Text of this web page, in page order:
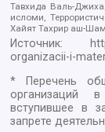
Тавхида Валь-
исломи,
Хайят Тахрир аш-
Источник:
organizacii-i-
* Перечень
организаций
вступившее в
запрете